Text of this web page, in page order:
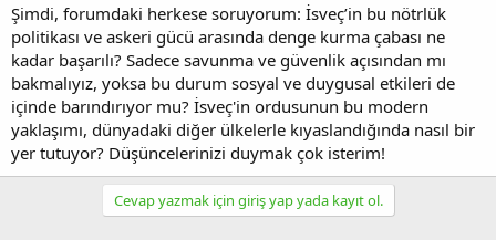
Şimdi, forumdaki herkese soruyorum: İsveç’in bu nötrlük
politikası ve askeri gücü arasında denge kurma çabası ne
kadar başarılı? Sadece savunma ve güvenlik açısından mı
bakmalıyız, yoksa bu durum sosyal ve duygusal etkileri de
içinde barındırıyor mu? İsveç'in ordusunun bu modern
yaklaşımı, dünyadaki diğer ülkelerle kıyaslandığında nasıl bir
yer tutuyor? Düşüncelerinizi duymak çok isterim!
Cevap yazmak için giriş yap yada kayıt ol.